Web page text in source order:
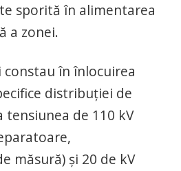
sporită în alimentarea
a zonei.
în înlocuirea
distribuţiei de
tensiunea de 110 kV
măsură) şi 20 de kV